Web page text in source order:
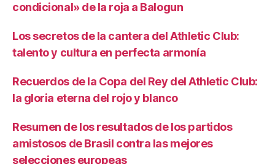
condicional» de la roja a Balogun
Los secretos de la cantera del Athletic Club:
talento y cultura en perfecta armonía
Recuerdos de la Copa del Rey del Athletic Club:
la gloria eterna del rojo y blanco
Resumen de los resultados de los partidos
amistosos de Brasil contra las mejores
selecciones europeas